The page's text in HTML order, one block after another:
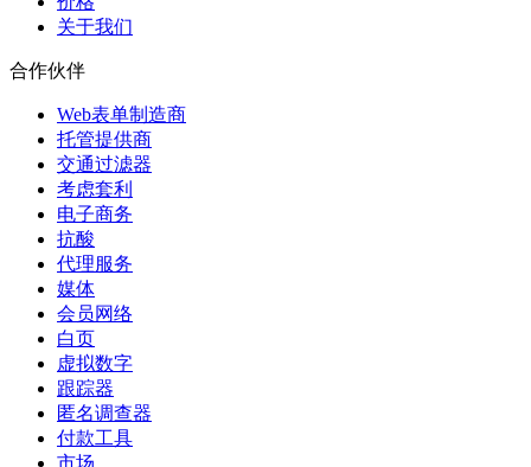
关于我们
合作伙伴
Web表单制造商
托管提供商
交通过滤器
考虑套利
电子商务
抗酸
代理服务
媒体
会员网络
白页
虚拟数字
跟踪器
匿名调查器
付款工具